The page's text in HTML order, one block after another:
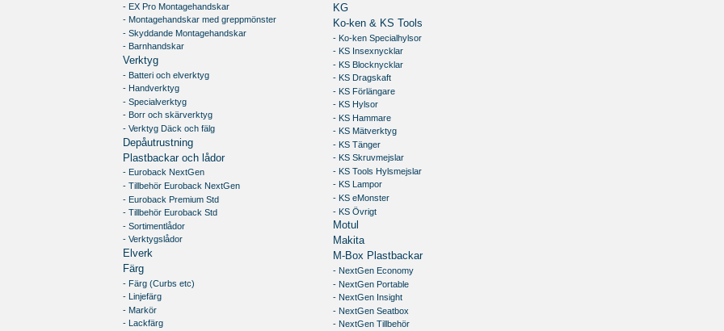
- EX Pro Montagehandskar
- Montagehandskar med greppmönster
- Skyddande Montagehandskar
- Barnhandskar
Verktyg
- Batteri och elverktyg
- Handverktyg
- Specialverktyg
- Borr och skärverktyg
- Verktyg Däck och fälg
Depåutrustning
Plastbackar och lådor
- Euroback NextGen
- Tillbehör Euroback NextGen
- Euroback Premium Std
- Tillbehör Euroback Std
- Sortimentlådor
- Verktygslådor
Elverk
Färg
- Färg (Curbs etc)
- Linjefärg
- Markör
- Lackfärg
KG
Ko-ken & KS Tools
- Ko-ken Specialhylsor
- KS Insexnycklar
- KS Blocknycklar
- KS Dragskaft
- KS Förlängare
- KS Hylsor
- KS Hammare
- KS Mätverktyg
- KS Tänger
- KS Skruvmejslar
- KS Tools Hylsmejslar
- KS Lampor
- KS eMonster
- KS Övrigt
Motul
Makita
M-Box Plastbackar
- NextGen Economy
- NextGen Portable
- NextGen Insight
- NextGen Seatbox
- NextGen Tillbehör